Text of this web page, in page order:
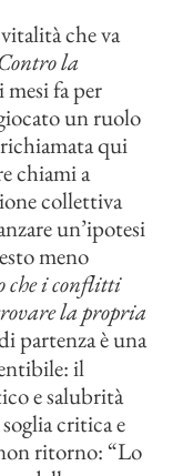
che va
la
fa per
un ruolo
qui
chiami a
collettiva
un’ipotesi
meno
che i conflitti
la propria
partenza è una
il
e salubrità
critica e
ritorno: “Lo